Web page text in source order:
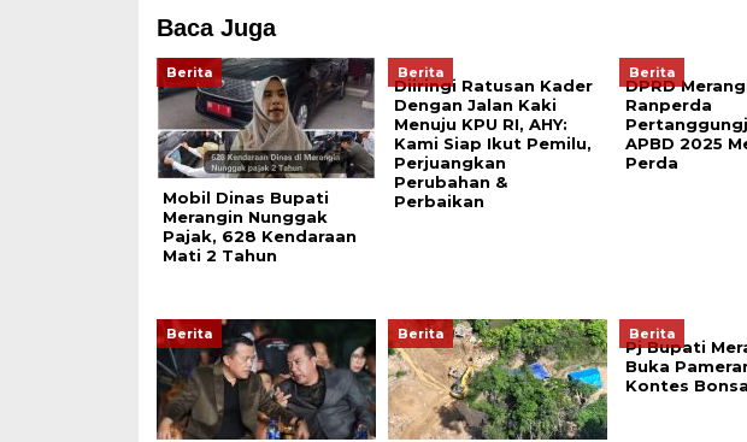
Baca Juga
Berita
Mobil Dinas Bupati
Merangin Nunggak
Pajak, 628 Kendaraan
Mati 2 Tahun
Berita
Diiringi Ratusan Kader
Dengan Jalan Kaki
Menuju KPU RI, AHY:
Kami Siap Ikut Pemilu,
Perjuangkan
Perubahan &
Perbaikan
Berita
DPRD
Ranperda
APBD 2025
Perda
Berita Berita Berita
Pj Bupati
Buka
Kontes